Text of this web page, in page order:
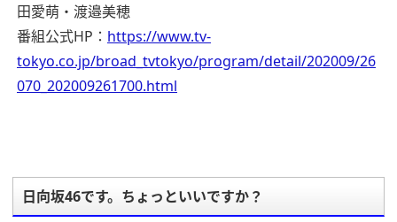
田愛萌・渡邉美穂
番組公式HP： https://www.tv-
tokyo.co.jp/broad_tvtokyo/program/detail/202009/26
070_202009261700.html
日向坂46です。ちょっといいですか？